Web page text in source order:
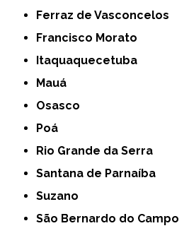
Ferraz de Vasconcelos
Francisco Morato
Itaquaquecetuba
Mauá
Osasco
Poá
Rio Grande da Serra
Santana de Parnaíba
Suzano
São Bernardo do Campo